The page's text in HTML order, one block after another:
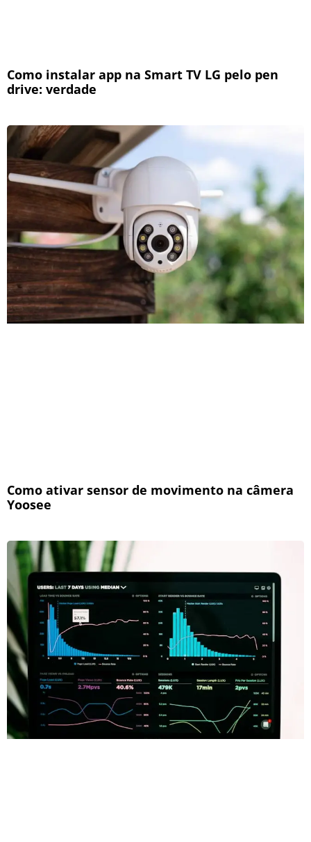
Como instalar app na Smart TV LG pelo pen
drive: verdade
Como ativar sensor de movimento na câmera
Yoosee